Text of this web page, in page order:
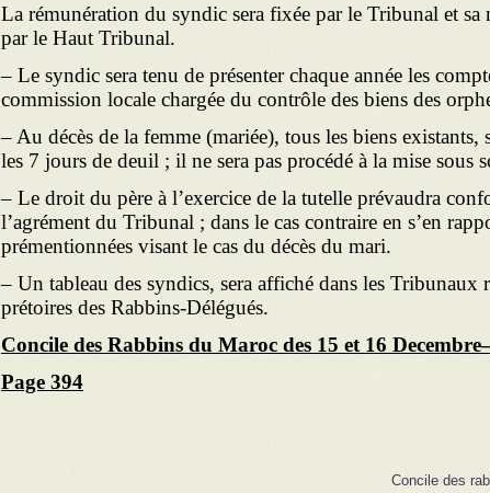
La rémunération du syndic sera fixée par le Tribunal et
par le Haut Tribunal.
– Le syndic sera tenu de présenter chaque année les
commission locale chargée du contrôle des biens des
– Au décès de la femme (mariée), tous les biens existants,
les 7 jours de deuil ; il ne sera pas procédé à la mise sous
– Le droit du père à l’exercice de la tutelle prévaudra
l’agrément du Tribunal ; dans le cas contraire en s’en
prémentionnées visant le cas du décès du mari.
– Un tableau des syndics, sera affiché dans les Tribunaux
prétoires des Rabbins-Délégués.
Concile des Rabbins du Maroc des 15 et 16 Decembre
Page 394
Concile des